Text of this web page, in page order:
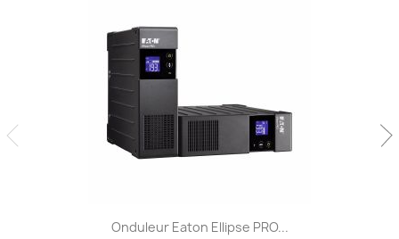
Onduleur Eaton Ellipse PRO...